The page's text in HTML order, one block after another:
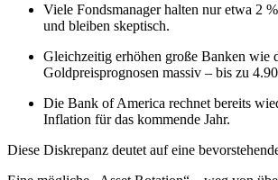
Viele Fondsmanager halten nur etwa 2
und bleiben skeptisch.
Gleichzeitig erhöhen große Banken wie
Goldpreisprognosen massiv – bis zu
Die Bank of America rechnet bereits
Inflation für das kommende Jahr.
Diese Diskrepanz deutet auf eine